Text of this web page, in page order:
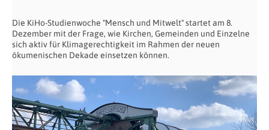
Die KiHo-Studienwoche "Mensch und Mitwelt" startet am 8.
Dezember mit der Frage, wie Kirchen, Gemeinden und Einzelne
sich aktiv für Klimagerechtigkeit im Rahmen der neuen
ökumenischen Dekade einsetzen können.